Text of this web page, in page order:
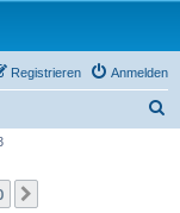
Anmelden
Registrieren